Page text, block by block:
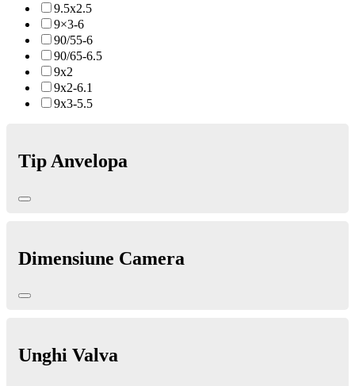
9.5x2.5
9×3-6
90/55-6
90/65-6.5
9x2
9x2-6.1
9x3-5.5
Tip Anvelopa
Dimensiune Camera
Unghi Valva